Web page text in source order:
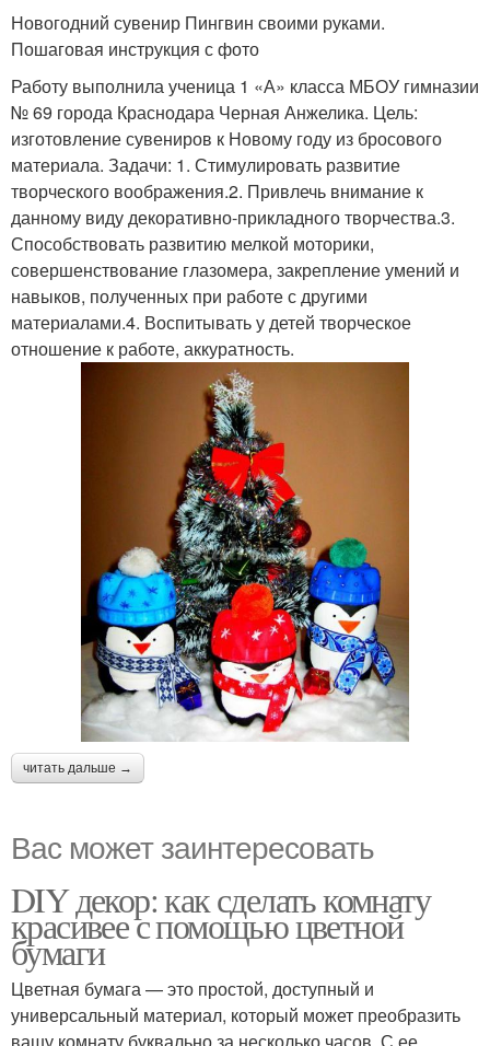
Новогодний сувенир Пингвин своими руками.
Пошаговая инструкция с фото
Работу выполнила ученица 1 «А» класса МБОУ гимназии
№ 69 города Краснодара Черная Анжелика. Цель:
изготовление сувениров к Новому году из бросового
материала. Задачи: 1. Стимулировать развитие
творческого воображения.2. Привлечь внимание к
данному виду декоративно-прикладного творчества.3.
Способствовать развитию мелкой моторики,
совершенствование глазомера, закрепление умений и
навыков, полученных при работе с другими
материалами.4. Воспитывать у детей творческое
отношение к работе, аккуратность.
читать дальше →
Вас может заинтересовать
DIY декор: как сделать комнату
красивее с помощью цветной
бумаги
Цветная бумага — это простой, доступный и
универсальный материал, который может преобразить
вашу комнату буквально за несколько часов. С ее